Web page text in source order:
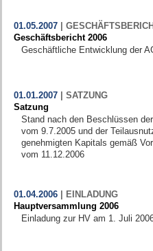
01.05.2007|
Geschäftsbericht 2006
Geschäftliche Entwicklung der
01.01.2007| SATZUNG
Satzung
Stand nach den Beschlüssen
vom 9.7.2005 und der
genehmigten Kapitals gemäß
vom 11.12.2006
01.04.2006|
EINLADUNG
Hauptversammlung 2006
Einladung zur HV am 1. Juli